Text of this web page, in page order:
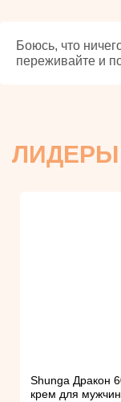
Боюсь, что
переживайте и
Shunga Дракон
крем для мужчин